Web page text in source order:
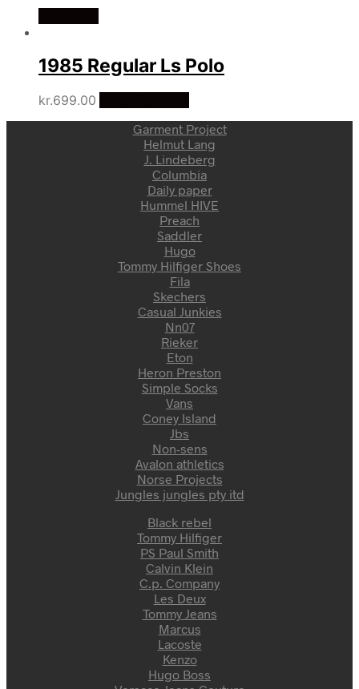
1985 Regular Ls Polo
kr.699.00
Garment Project
Helmut Lang
J. Lindeberg
Columbia
Daily paper
Hummel HIVE
Preach
Saddler
Hugo
Tommy Hilfiger Shoes
Fila
Skechers
Casual Junkies
Nn07
Rieker
Eton
Heron Preston
Simple Socks
Vans
Coney Island
Jbs
Non-sens
Avalon athletics
Norse Projects
Jungles jungles pty itd
Black rebel
Tommy Hilfiger
PS Paul Smith
Calvin Klein
C.p. Company
Les Deux
Tommy Jeans
Marcus
Lacoste
Kenzo
Hugo Boss